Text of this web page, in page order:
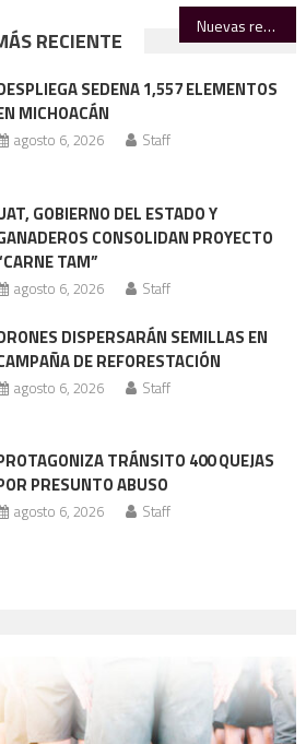
Nuevas reglas redefinen la elección 2027
RECIENTE
SEDENA 1,557 ELEMENTOS
MICHOACÁN
agosto 6, 2026 Staff
GOBIERNO DEL ESTADO Y
CONSOLIDAN PROYECTO
TAM”
agosto 6, 2026 Staff
DISPERSARÁN SEMILLAS EN
DE REFORESTACIÓN
agosto 6, 2026 Staff
TRÁNSITO 400 QUEJAS
PRESUNTO ABUSO
agosto 6, 2026 Staff